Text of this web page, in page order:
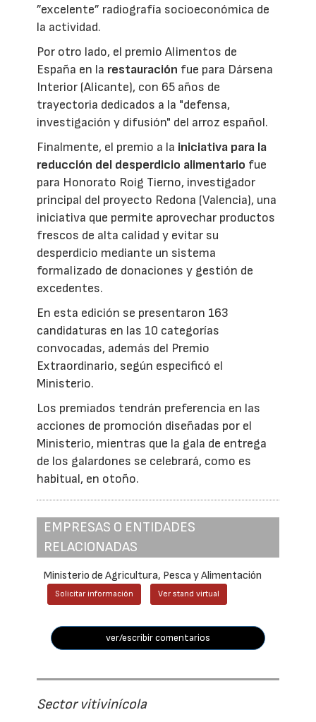
”excelente” radiografía socioeconómica de
la actividad.
Por otro lado, el premio Alimentos de
España en la restauración fue para Dársena
Interior (Alicante), con 65 años de
trayectoria dedicados a la "defensa,
investigación y difusión" del arroz español.
Finalmente, el premio a la iniciativa para la
reducción del desperdicio alimentario fue
para Honorato Roig Tierno, investigador
principal del proyecto Redona (Valencia), una
iniciativa que permite aprovechar productos
frescos de alta calidad y evitar su
desperdicio mediante un sistema
formalizado de donaciones y gestión de
excedentes.
En esta edición se presentaron 163
candidaturas en las 10 categorías
convocadas, además del Premio
Extraordinario, según especificó el
Ministerio.
Los premiados tendrán preferencia en las
acciones de promoción diseñadas por el
Ministerio, mientras que la gala de entrega
de los galardones se celebrará, como es
habitual, en otoño.
EMPRESAS O ENTIDADES
RELACIONADAS
Ministerio de Agricultura, Pesca y Alimentación
Solicitar información Ver stand virtual
ver/escribir comentarios
Sector vitivinícola